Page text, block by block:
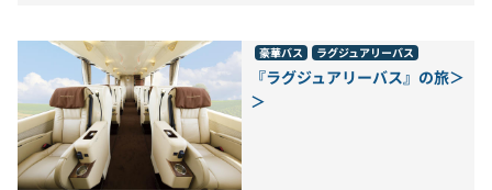
豪華バス ラグジュアリーバス
『ラグジュアリーバス』の旅＞
＞